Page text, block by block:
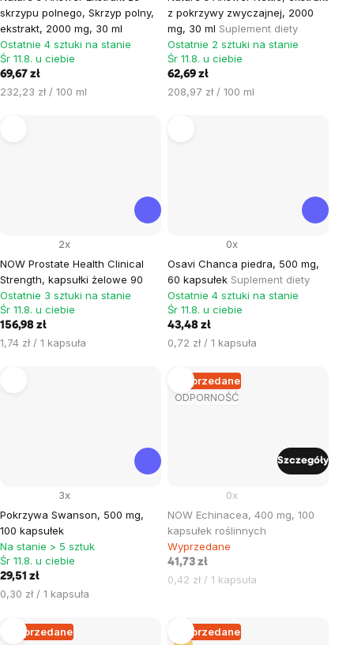
skrzypu polnego, Skrzyp polny,
ekstrakt, 2000 mg, 30 ml
Ostatnie 4 sztuki na stanie
Śr 11.8. u ciebie
69,67 zł
Cena
232,23 zł / 100 ml
z pokrzywy zwyczajnej, 2000
mg, 30 ml Suplement diety
Ostatnie 2 sztuki na stanie
Śr 11.8. u ciebie
62,69 zł
Cena
208,97 zł / 100 ml
NOW Prostate Health Clinical
Strength, kapsułki żelowe 90
2x
Ostatnie 3 sztuki na stanie
Śr 11.8. u ciebie
156,98 zł
Cena
1,74 zł / 1 kapsuła
Osavi Chanca piedra, 500 mg,
60 kapsułek Suplement diety
0x
Ostatnie 4 sztuki na stanie
Śr 11.8. u ciebie
43,48 zł
Cena
0,72 zł / 1 kapsuła
Pokrzywa Swanson, 500 mg,
100 kapsułek
3x
Na stanie > 5 sztuk
Śr 11.8. u ciebie
29,51 zł
Cena
0,30 zł / 1 kapsuła
ODPORNOŚĆ
Wyprzedane
NOW Echinacea, 400 mg, 100
kapsułek roślinnych
0x
Wyprzedane
41,73 zł
Cena
0,42 zł / 1 kapsuła
Szczegóły
Wyprzedane
Wyprzedane